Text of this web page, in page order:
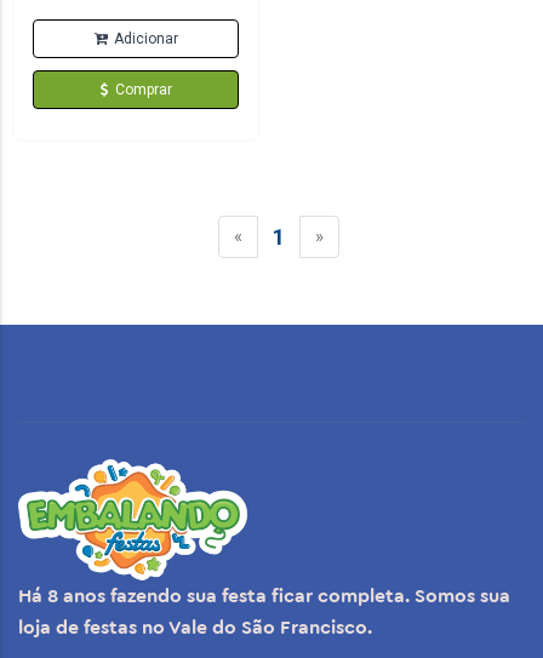
Adicionar
Comprar
« 1 »
Há 8 anos fazendo sua festa ficar completa. Somos sua
loja de festas no Vale do São Francisco.